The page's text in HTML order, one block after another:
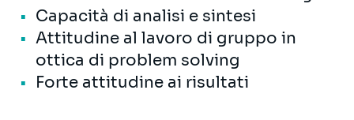
Capacità di analisi e sintesi
Attitudine al lavoro di gruppo in
ottica di problem solving
Forte attitudine ai risultati